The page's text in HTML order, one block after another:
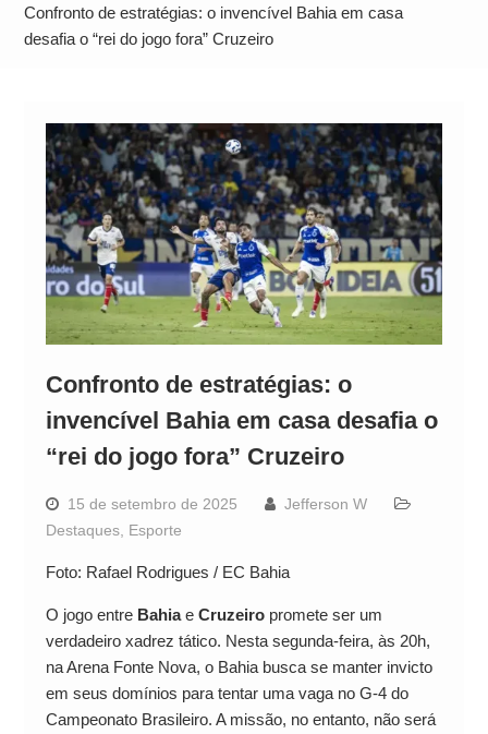
Alto
Confronto de estratégias: o invencível Bahia em casa
desafia o “rei do jogo fora” Cruzeiro
Confronto de estratégias: o
invencível Bahia em casa desafia o
“rei do jogo fora” Cruzeiro
15 de setembro de 2025
Jefferson W
Destaques, Esporte
Foto: Rafael Rodrigues / EC Bahia
O jogo entre Bahiae Cruzeiropromete ser um
verdadeiro xadrez tático. Nesta segunda-feira, às 20h,
na Arena Fonte Nova, o Bahia busca se manter invicto
em seus domínios para tentar uma vaga no G-4 do
Campeonato Brasileiro. A missão, no entanto, não será